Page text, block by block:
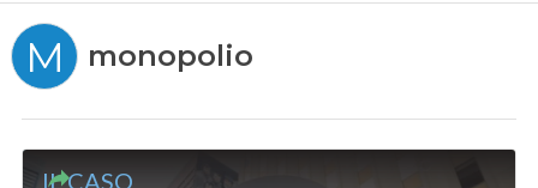
M monopolio
IL CASO